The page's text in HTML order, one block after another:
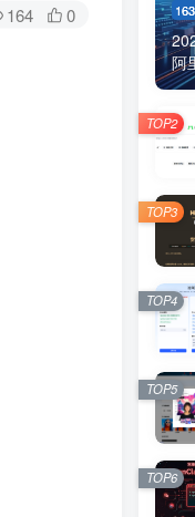
164 0
阿
TOP2
TOP3
TOP4
TOP5
TOP6